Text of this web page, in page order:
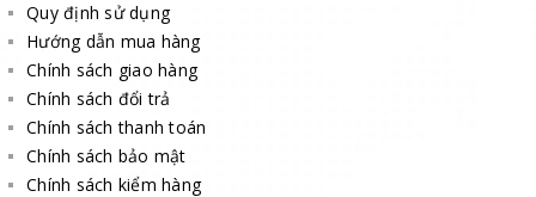
Quy định sử dụng
Hướng dẫn mua hàng
Chính sách giao hàng
Chính sách đổi trả
Chính sách thanh toán
Chính sách bảo mật
Chính sách kiểm hàng